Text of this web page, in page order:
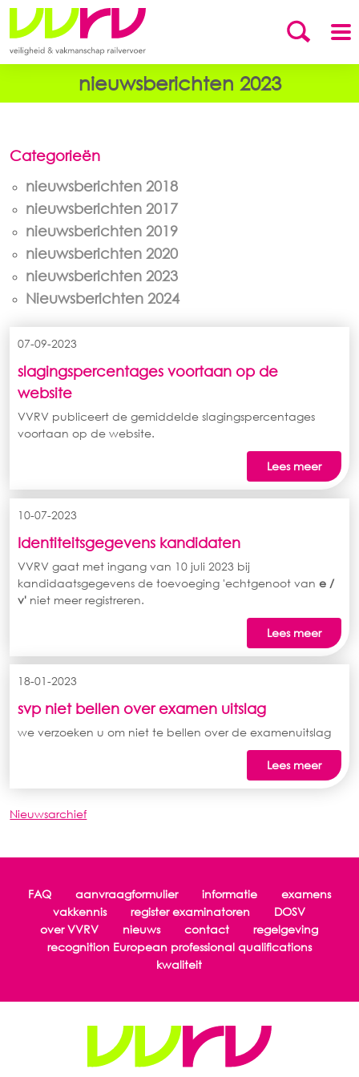
nieuwsberichten 2023
Categorieën
nieuwsberichten 2018
nieuwsberichten 2017
nieuwsberichten 2019
nieuwsberichten 2020
nieuwsberichten 2023
Nieuwsberichten 2024
07-09-2023
slagingspercentages voortaan op de
website
VVRV publiceert de gemiddelde slagingspercentages
voortaan op de website.
Lees meer
10-07-2023
Identiteitsgegevens kandidaten
VVRV gaat met ingang van 10 juli 2023 bij
kandidaatsgegevens de toevoeging 'echtgenoot vane /
v' niet meer registreren.
Lees meer
18-01-2023
svp niet bellen over examen uitslag
we verzoeken u om niet te bellen over de examenuitslag
Lees meer
Nieuwsarchief
FAQ aanvraagformulier informatie
examens
vakkennis
register examinatoren
DOSV
over VVRV
nieuws contact
regelgeving
recognition European professional qualifications
kwaliteit